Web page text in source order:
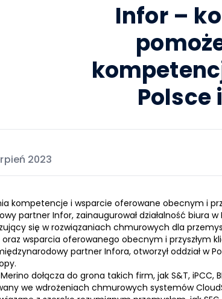
Infor –
Polsce
2023
kompetencje i wsparcie oferowane obecnym i
partner Infor, zainaugurował działalność biura w
się w rozwiązaniach chmurowych dla
wsparcia oferowanego obecnym i przyszłym
partner Infora, otworzył oddział w
Merino dołącza do grona takich firm, jak S&T,
we wdrożeniach chmurowych systemów